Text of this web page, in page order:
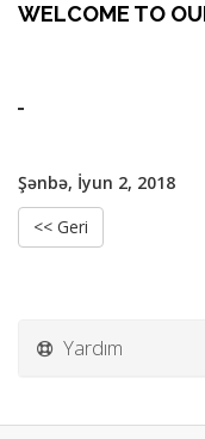
WELCOME TO
Şənbə, İyun 2, 2018
<< Geri
Yardım